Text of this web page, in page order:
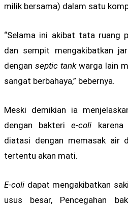
milik bersama) dalam satu
“Selama ini akibat tata ruang
dan sempit mengakibatkan
dengan septic tankwarga lain
sangat berbahaya,” bebernya.
Meski demikian ia
dengan bakterie-coli
diatasi dengan memasak air
tertentu akan mati.
E-coli dapat mengakibatkan
usus besar, Pencegahan